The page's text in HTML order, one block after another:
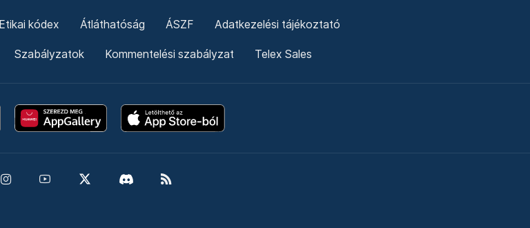
Etikai kódex Átláthatóság ÁSZF Adatkezelési tájékoztató
Szabályzatok Kommentelési szabályzat Telex Sales